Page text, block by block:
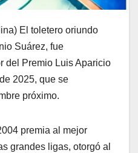
El toletero oriundo
Suárez, fue
del Premio Luis Aparicio
2025, que se
próximo.
premia al mejor
grandes ligas, otorgó al